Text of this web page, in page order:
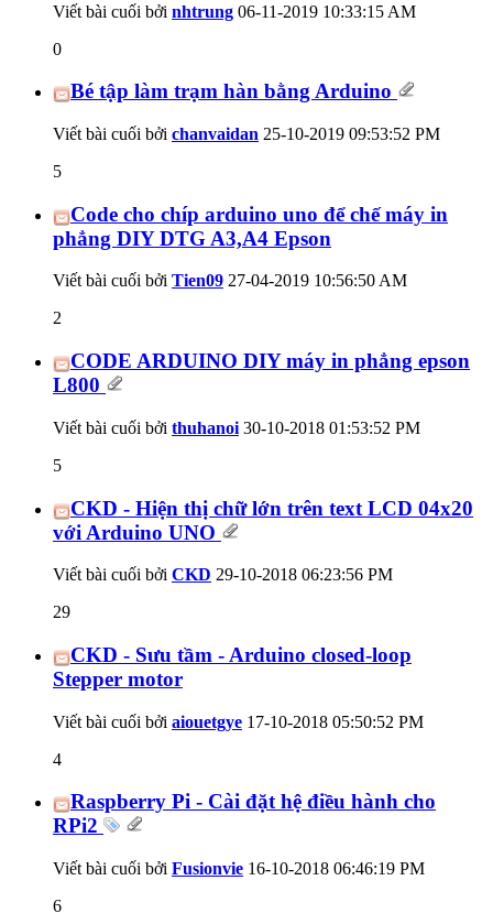
Viết bài cuối bởi nhtrung 06-11-2019 10:33:15 AM
0
Bé tập làm trạm hàn bằng Arduino
Viết bài cuối bởi chanvaidan 25-10-2019 09:53:52 PM
5
Code cho chíp arduino uno để chế máy in
phẳng DIY DTG A3,A4 Epson
Viết bài cuối bởi Tien09 27-04-2019 10:56:50 AM
2
CODE ARDUINO DIY máy in phẳng epson
L800
Viết bài cuối bởi thuhanoi 30-10-2018 01:53:52 PM
5
CKD - Hiện thị chữ lớn trên text LCD 04x20
với Arduino UNO
Viết bài cuối bởi CKD 29-10-2018 06:23:56 PM
29
CKD - Sưu tầm - Arduino closed-loop
Stepper motor
Viết bài cuối bởi aiouetgye 17-10-2018 05:50:52 PM
4
Raspberry Pi - Cài đặt hệ điều hành cho
RPi2
Viết bài cuối bởi Fusionvie 16-10-2018 06:46:19 PM
6